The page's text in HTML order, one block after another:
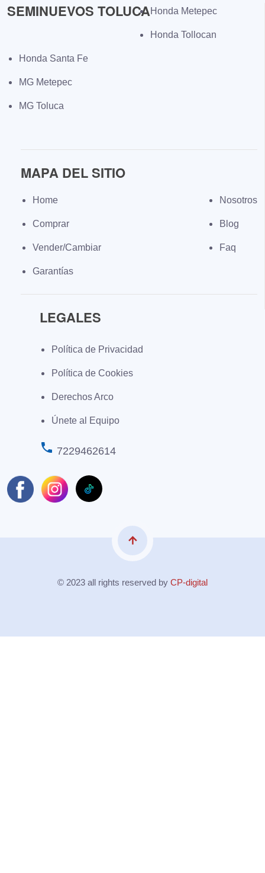
SEMINUEVOS TOLUCAHonda Metepec
Honda Tollocan
Honda Santa Fe
MG Metepec
MG Toluca
MAPA DEL SITIO
Home
Comprar
Vender/Cambiar
Garantías
Nosotros
Blog
Faq
LEGALES
Política de Privacidad
Política de Cookies
Derechos Arco
Únete al Equipo
phone 7229462614
© 2023 all rights reserved by CP-digital
arrow_upward